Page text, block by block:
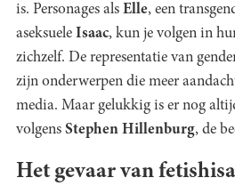
is. Personages als Elle, een
aseksuele Isaac, kun je volgen in
zichzelf. De representatie van
zijn onderwerpen die meer
media. Maar gelukkig is er nog
volgens Stephen Hillenburg, de
Het gevaar van